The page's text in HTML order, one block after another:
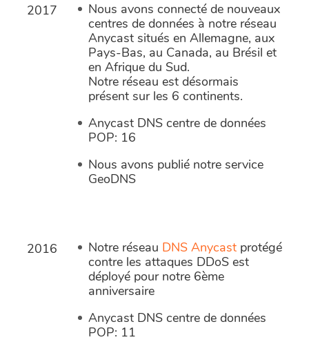
2017
Nous avons connecté de nouveaux
centres de données à notre réseau
Anycast situés en Allemagne, aux
Pays-Bas, au Canada, au Brésil et
en Afrique du Sud.
Notre réseau est désormais
présent sur les 6 continents.
Anycast DNS centre de données
POP: 16
Nous avons publié notre service
GeoDNS
2016 Notre réseau DNS Anycast protégé
contre les attaques DDoS est
déployé pour notre 6ème
anniversaire
Anycast DNS centre de données
POP: 11